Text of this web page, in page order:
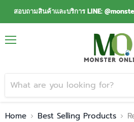
สอบถามสินค้าและบริการ LINE:
Home Best Selling Products